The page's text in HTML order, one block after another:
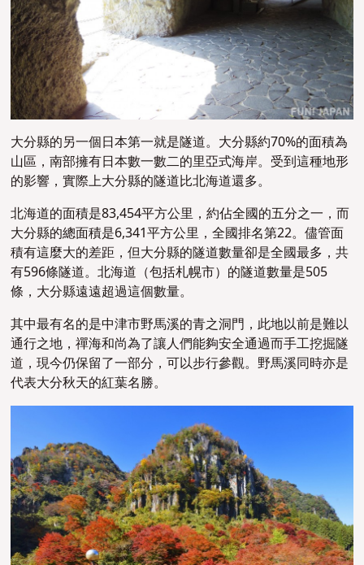
大分縣的另一個日本第一就是隧道。大分縣約70%的面積為
山區，南部擁有日本數一數二的里亞式海岸。受到這種地形
的影響，實際上大分縣的隧道比北海道還多。
北海道的面積是83,454平方公里，約佔全國的五分之一，而
大分縣的總面積是6,341平方公里，全國排名第22。儘管面
積有這麼大的差距，但大分縣的隧道數量卻是全國最多，共
有596條隧道。北海道（包括札幌市）的隧道數量是505
條，大分縣遠遠超過這個數量。
其中最有名的是中津市野馬溪的青之洞門，此地以前是難以
通行之地，禪海和尚為了讓人們能夠安全通過而手工挖掘隧
道，現今仍保留了一部分，可以步行參觀。野馬溪同時亦是
代表大分秋天的紅葉名勝。